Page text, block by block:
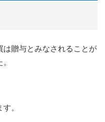
は贈与とみなされることが
。